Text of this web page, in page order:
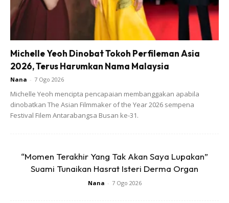
pun! Dan bukan hanya “anda akan mengetahui apabila
anda dewasa”. Jika anda tidak tahu jawapannya, katakan
sahaja. Kemudian ketahui lebih lanjut – dan jawab.
Ads
Michelle Yeoh Dinobat Tokoh Perfileman Asia
2026, Terus Harumkan Nama Malaysia
Nana - 7 Ogo 2026
Michelle Yeoh mencipta pencapaian membanggakan apabila
dinobatkan The Asian Filmmaker of the Year 2026 sempena
Festival Filem Antarabangsa Busan ke-31.
“Momen Terakhir Yang Tak Akan Saya Lupakan”
Suami Tunaikan Hasrat Isteri Derma Organ
Nana - 7 Ogo 2026